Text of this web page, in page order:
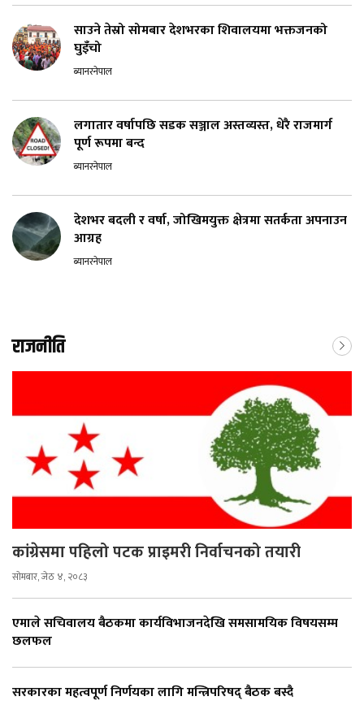
साउने तेस्रो सोमबार देशभरका शिवालयमा भक्तजनको
घुइँचो
ब्यानरनेपाल
लगातार वर्षापछि सडक सञ्जाल अस्तव्यस्त, धेरै राजमार्ग
पूर्ण रूपमा बन्द
ब्यानरनेपाल
देशभर बदली र वर्षा, जोखिमयुक्त क्षेत्रमा सतर्कता अपनाउन
आग्रह
ब्यानरनेपाल
राजनीति
कांग्रेसमा पहिलो पटक प्राइमरी निर्वाचनको तयारी
सोमबार, जेठ ४, २०८३
एमाले सचिवालय बैठकमा कार्यविभाजनदेखि समसामयिक विषयसम्म
छलफल
सरकारका महत्वपूर्ण निर्णयका लागि मन्त्रिपरिषद् बैठक बस्दै